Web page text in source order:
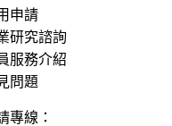
申請
研究諮詢
服務介紹
問題
專線：